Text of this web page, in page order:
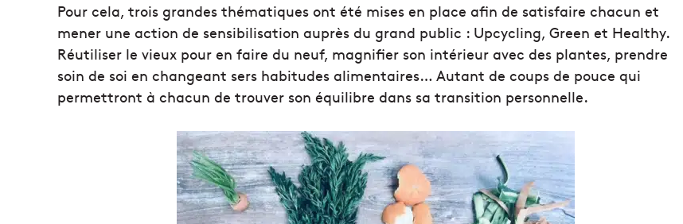
Pour cela, trois grandes thématiques ont été mises en place afin de satisfaire chacun et
mener une action de sensibilisation auprès du grand public : Upcycling, Green et Healthy.
Réutiliser le vieux pour en faire du neuf, magnifier son intérieur avec des plantes, prendre
soin de soi en changeant sers habitudes alimentaires… Autant de coups de pouce qui
permettront à chacun de trouver son équilibre dans sa transition personnelle.